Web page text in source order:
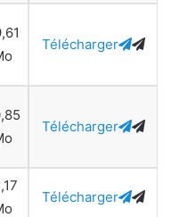
Télécharger
Télécharger
Télécharger